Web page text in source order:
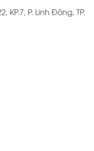
P. Linh Đông, TP.